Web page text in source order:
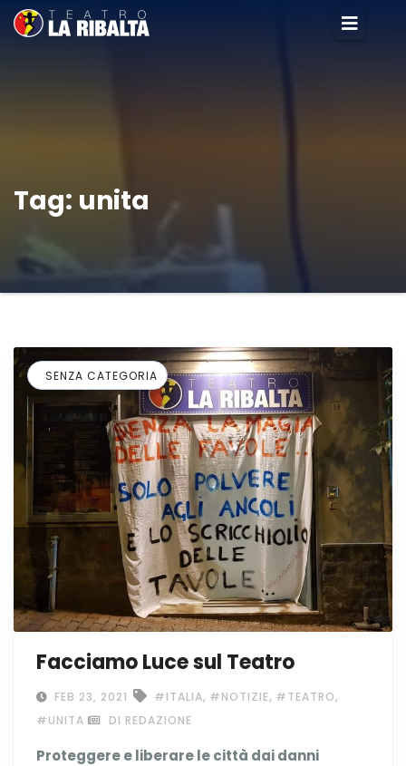
Tag: unita
SENZA CATEGORIA
Facciamo Luce sul Teatro
FEB 23, 2021 #ITALIA, #NOTIZIE, #TEATRO,
#UNITA DI REDAZIONE
Proteggere e liberare le città dai danni